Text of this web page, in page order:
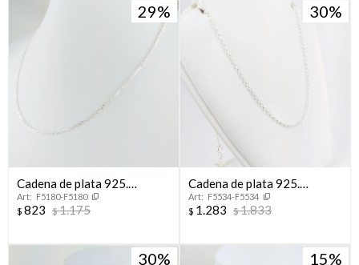
29
Cadena de plata 925.
Modelo, FORCET, 45 cm.
F5180-F5180
$ 823 $1.175
30
Cadena de plata 925.
Modelo ROLITO, largo
45cm.
F5534-F5534
$ 1.283 $1.833
30 15